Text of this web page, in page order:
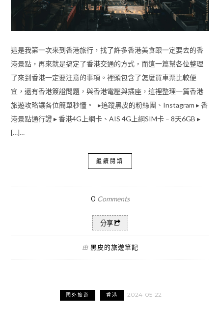
這是我第一次來到香港旅行，找了許多香港美食跟一定要去的香
港景點，再來就是搞定了香港交通的方式，而這一篇幫各位整理
了來到香港一定要注意的事項。裡頭包含了怎麼買車票比較便
宜，還有香港簽證問題，與香港電壓與插座，這裡整理一篇香港
旅遊攻略讓各位簡單秒懂。 ▸追蹤黑皮的粉絲團、Instagram ▸ 香
港景點通行證 ▸ 香港4G上網卡、AIS 4G上網SIM卡 – 8天6GB ▸
[…]…
繼續閱讀
0 Comments
分享
由 黑皮的旅遊筆記
國外旅遊 香港 2024-05-22